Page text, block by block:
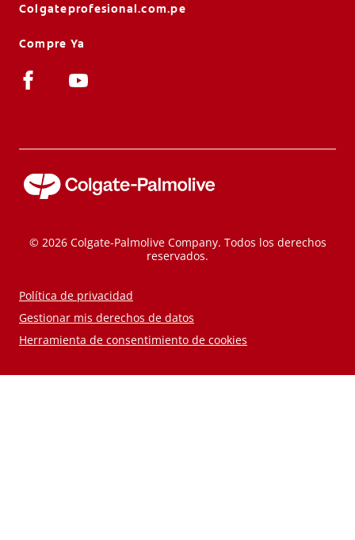
Colgateprofesional.com.pe
Compre Ya
© 2026 Colgate-Palmolive Company. Todos los derechos
reservados.
Política de privacidad
Gestionar mis derechos de datos
Herramienta de consentimiento de cookies